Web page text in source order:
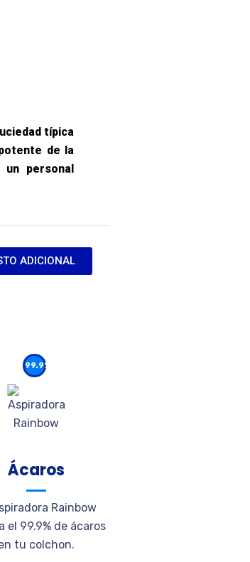
típica
de la
un personal
ADICIONAL
99.9%
Ácaros
Rainbow
el 99.9% de ácaros
tu colchon.